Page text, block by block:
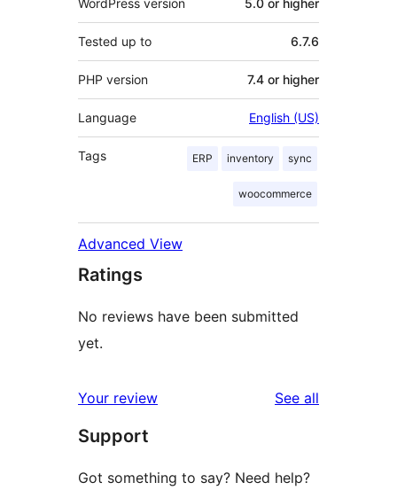
WordPress version 5.0 or higher
Tested up to 6.7.6
PHP version 7.4 or higher
Language English (US)
Tags ERP inventory sync
woocommerce
Advanced View
Ratings
No reviews have been submitted
yet.
Your review See all
Support
Got something to say? Need help?